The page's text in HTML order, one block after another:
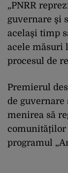
„PNRR
guvernare şi
acelaşi timp
acele măsuri
procesul de
Premierul
de guvernare
menirea să
comunităților
programul